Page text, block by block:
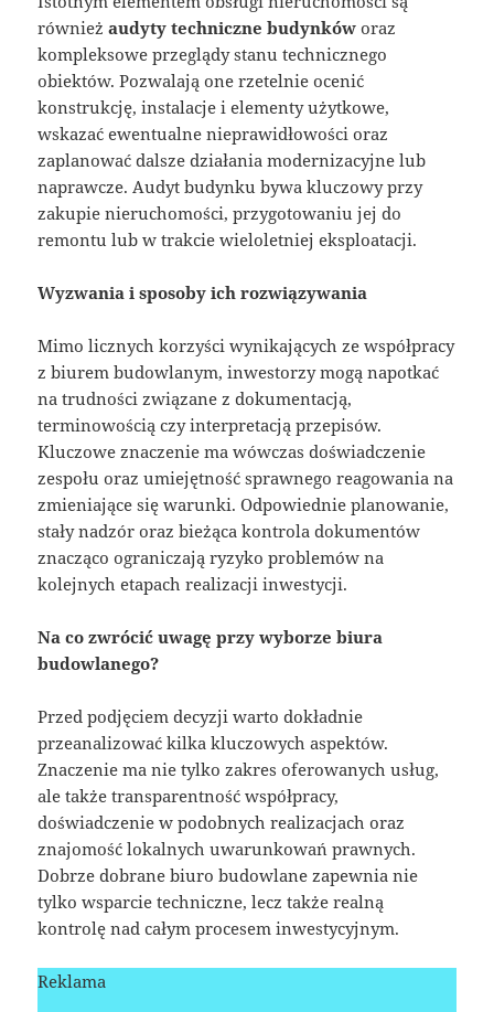
równieżaudyty techniczne budynków oraz
kompleksowe przeglądy stanu technicznego
obiektów. Pozwalają one rzetelnie ocenić
konstrukcję, instalacje i elementy użytkowe,
wskazać ewentualne nieprawidłowości oraz
zaplanować dalsze działania modernizacyjne lub
naprawcze. Audyt budynku bywa kluczowy przy
zakupie nieruchomości, przygotowaniu jej do
remontu lub w trakcie wieloletniej eksploatacji.
Wyzwania i sposoby ich rozwiązywania
Mimo licznych korzyści wynikających ze współpracy
z biurem budowlanym, inwestorzy mogą napotkać
na trudności związane z dokumentacją,
terminowością czy interpretacją przepisów.
Kluczowe znaczenie ma wówczas doświadczenie
zespołu oraz umiejętność sprawnego reagowania na
zmieniające się warunki. Odpowiednie planowanie,
stały nadzór oraz bieżąca kontrola dokumentów
znacząco ograniczają ryzyko problemów na
kolejnych etapach realizacji inwestycji.
Na co zwrócić uwagę przy wyborze biura
budowlanego?
Przed podjęciem decyzji warto dokładnie
przeanalizować kilka kluczowych aspektów.
Znaczenie ma nie tylko zakres oferowanych usług,
ale także transparentność współpracy,
doświadczenie w podobnych realizacjach oraz
znajomość lokalnych uwarunkowań prawnych.
Dobrze dobrane biuro budowlane zapewnia nie
tylko wsparcie techniczne, lecz także realną
kontrolę nad całym procesem inwestycyjnym.
Reklama